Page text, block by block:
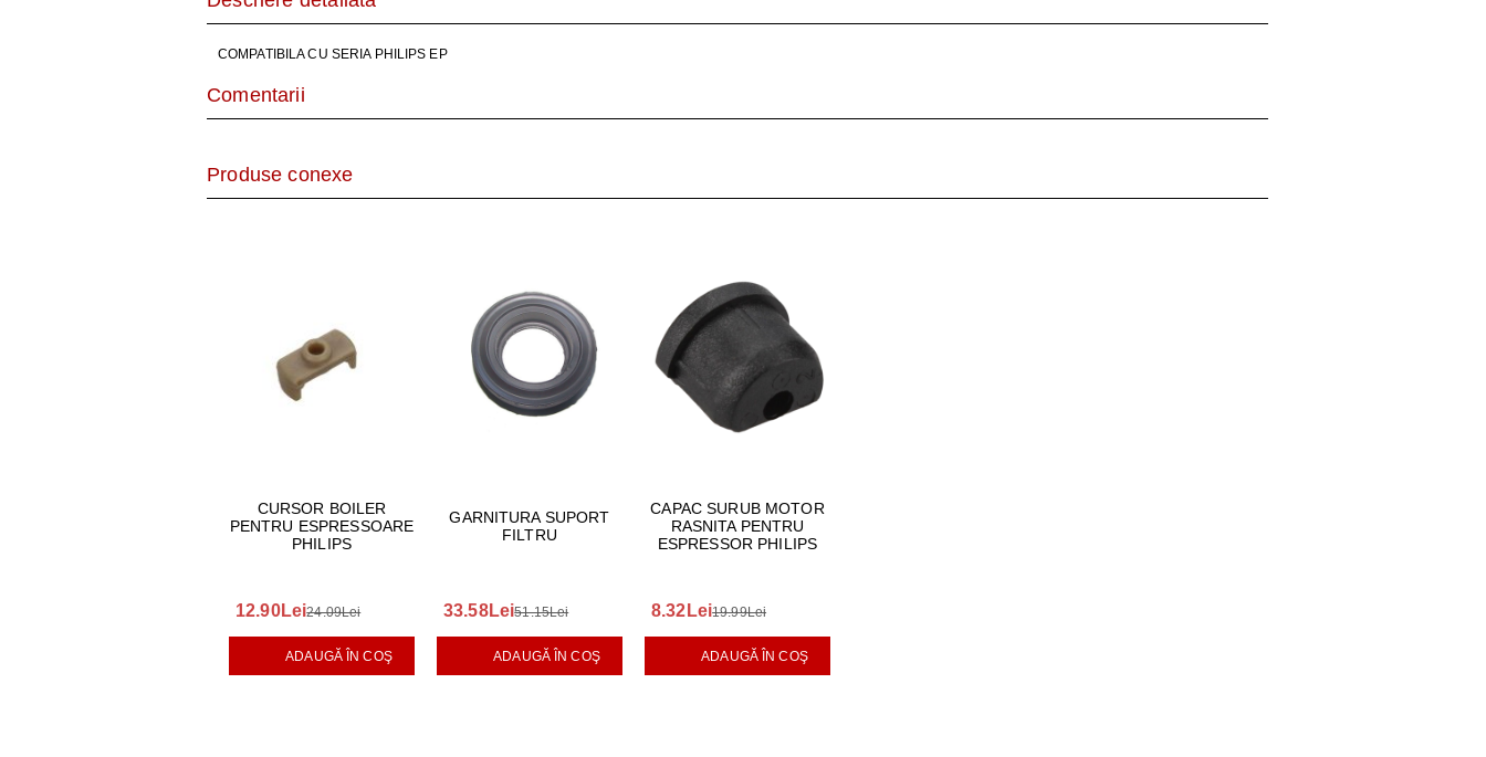
LAPTOPURI, DESKTOP, IT
COMPATIBILA CU SERIA PHILIPS EP
Comentarii
Produse conexe
CURSOR BOILER
PENTRU ESPRESSOARE
PHILIPS
12.90Lei24.09Lei
ADAUGĂ ÎN COŞ
GARNITURA SUPORT
FILTRU
33.58Lei51.15Lei
ADAUGĂ ÎN COŞ
CAPAC SURUB MOTOR
RASNITA PENTRU
ESPRESSOR PHILIPS
8.32Lei19.99Lei
ADAUGĂ ÎN COŞ